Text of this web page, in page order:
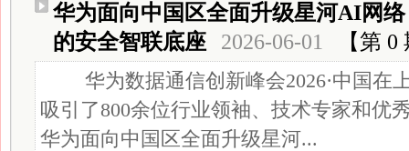
华为面向中国区全面升级星河AI网
的安全智联底座
2026-06-01 【第 0
华为数据通信创新峰会2026·中国在
吸引了800余位行业领袖、技术专家和优
华为面向中国区全面升级星河...